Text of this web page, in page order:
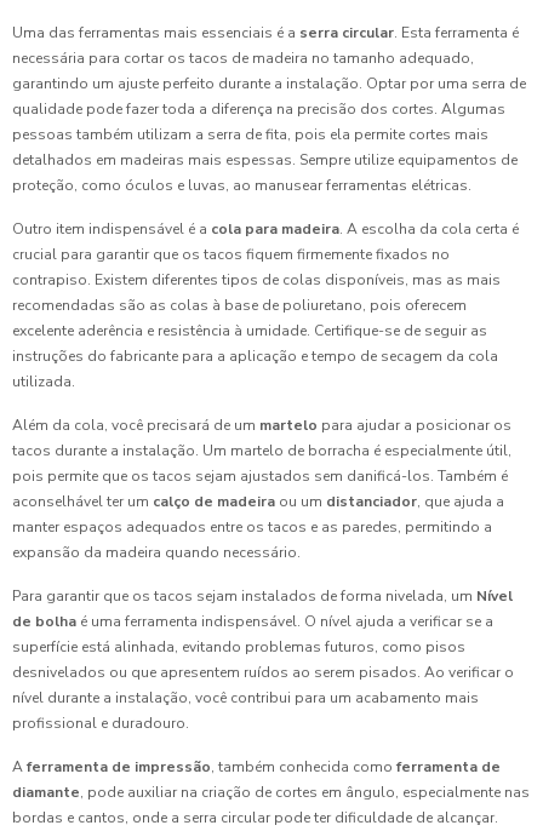
Uma das ferramentas mais essenciais é a serra circular. Esta ferramenta é
necessária para cortar os tacos de madeira no tamanho adequado,
garantindo um ajuste perfeito durante a instalação. Optar por uma serra de
qualidade pode fazer toda a diferença na precisão dos cortes. Algumas
pessoas também utilizam a serra de fita, pois ela permite cortes mais
detalhados em madeiras mais espessas. Sempre utilize equipamentos de
proteção, como óculos e luvas, ao manusear ferramentas elétricas.
Outro item indispensável é a cola para madeira. A escolha da cola certa é
crucial para garantir que os tacos fiquem firmemente fixados no
contrapiso. Existem diferentes tipos de colas disponíveis, mas as mais
recomendadas são as colas à base de poliuretano, pois oferecem
excelente aderência e resistência à umidade. Certifique-se de seguir as
instruções do fabricante para a aplicação e tempo de secagem da cola
utilizada.
Além da cola, você precisará de um martelo para ajudar a posicionar os
tacos durante a instalação. Um martelo de borracha é especialmente útil,
pois permite que os tacos sejam ajustados sem danificá-los. Também é
aconselhável ter um calço de madeira ou um distanciador, que ajuda a
manter espaços adequados entre os tacos e as paredes, permitindo a
expansão da madeira quando necessário.
Para garantir que os tacos sejam instalados de forma nivelada, um Nível
de bolha é uma ferramenta indispensável. O nível ajuda a verificar se a
superfície está alinhada, evitando problemas futuros, como pisos
desnivelados ou que apresentem ruídos ao serem pisados. Ao verificar o
nível durante a instalação, você contribui para um acabamento mais
profissional e duradouro.
Aferramenta de impressão, também conhecida como ferramenta de
diamante, pode auxiliar na criação de cortes em ângulo, especialmente nas
bordas e cantos, onde a serra circular pode ter dificuldade de alcançar.